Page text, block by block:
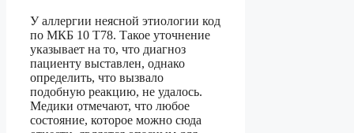
У аллергии неясной этиологии код
по МКБ 10 T78. Такое уточнение
указывает на то, что диагноз
пациенту выставлен, однако
определить, что вызвало
подобную реакцию, не удалось.
Медики отмечают, что любое
состояние, которое можно сюда